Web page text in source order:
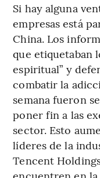
Si hay alguna
empresas está
China. Los
que etiquetaban
espiritual” y
combatir la
semana fueron
poner fin a las
sector. Esto
líderes de la
Tencent